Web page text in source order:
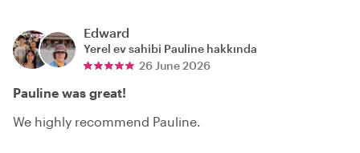
Edward
Yerel ev sahibi Pauline hakkında
26 June 2026
Pauline was great!
We highly recommend Pauline.